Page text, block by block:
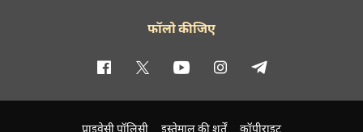
फॉलो कीजिए
प्राइवेसी पॉलिसी इस्तेमाल की शर्तें कॉपीराइट